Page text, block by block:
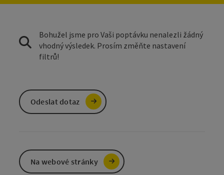
Bohužel jsme pro Vaši poptávku nenalezli žádný
vhodný výsledek. Prosím změňte nastavení
filtrů!
Odeslat dotaz
Na webové stránky